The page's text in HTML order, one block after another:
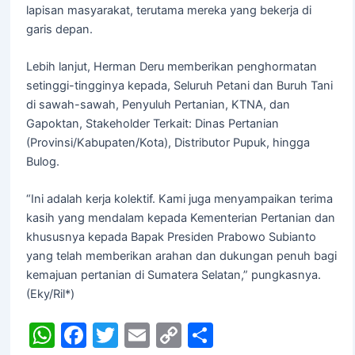
lapisan masyarakat, terutama mereka yang bekerja di
garis depan.
Lebih lanjut, Herman Deru memberikan penghormatan
setinggi-tingginya kepada, Seluruh Petani dan Buruh Tani
di sawah-sawah, Penyuluh Pertanian, KTNA, dan
Gapoktan, Stakeholder Terkait: Dinas Pertanian
(Provinsi/Kabupaten/Kota), Distributor Pupuk, hingga
Bulog.
“Ini adalah kerja kolektif. Kami juga menyampaikan terima
kasih yang mendalam kepada Kementerian Pertanian dan
khususnya kepada Bapak Presiden Prabowo Subianto
yang telah memberikan arahan dan dukungan penuh bagi
kemajuan pertanian di Sumatera Selatan,” pungkasnya.
(Eky/Ril*)
W F T E C S